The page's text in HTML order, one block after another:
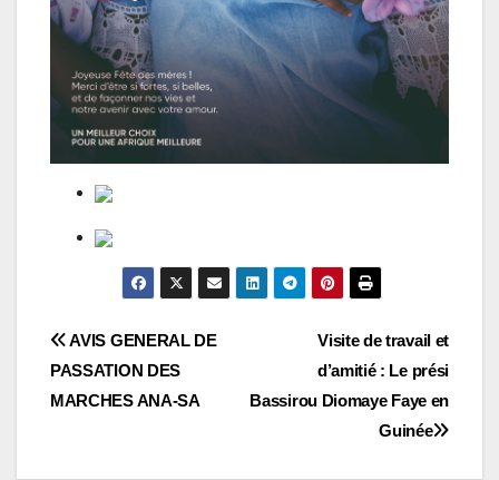
Navigation
de
Visite de travail et
d’amitié : Le prési
Bassirou Diomaye Faye en
Guinée
AVIS GENERAL DE
PASSATION DES
MARCHES ANA-SA